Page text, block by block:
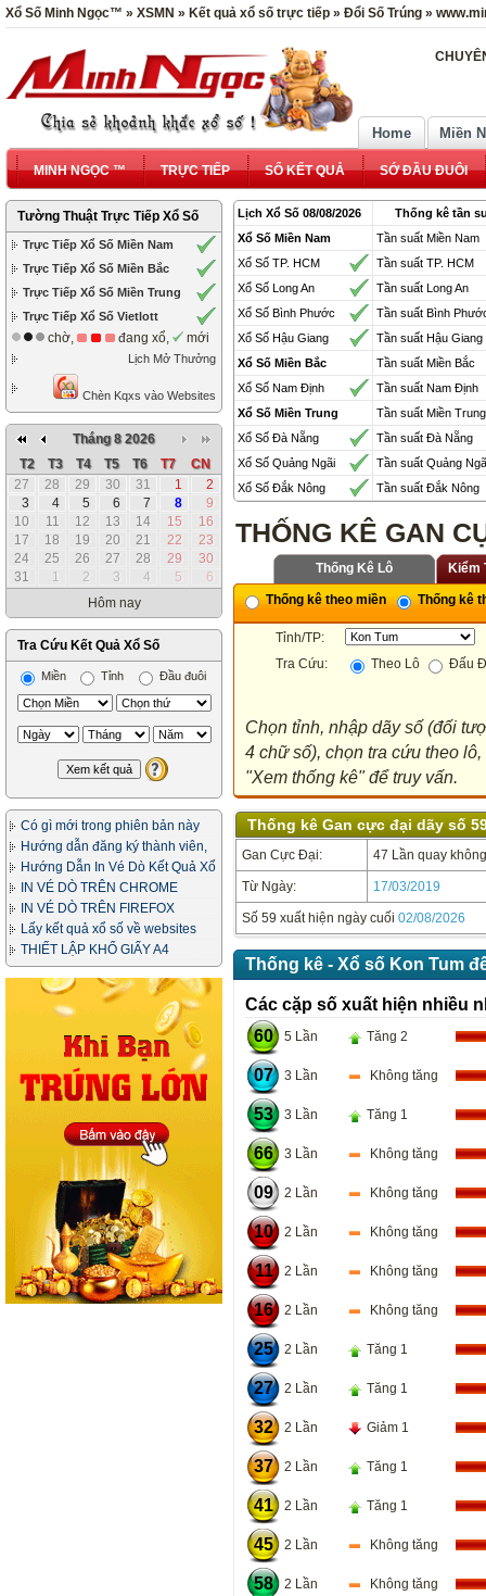
Xổ Số Minh Ngọc™ » XSMN » Kết quả xổ số trực tiếp » Đổi Số Trúng »
Home Miền
MINH NGỌC ™ TRỰC TIẾP SỔ KẾT QUẢ SỚ ĐẦU ĐUÔI
Tường Thuật Trực Tiếp Xổ Số
Trực Tiếp Xổ Số Miền Nam
Trực Tiếp Xổ Số Miền Bắc
Trực Tiếp Xổ Số Miền Trung
Trực Tiếp Xổ Số Vietlott
chờ, đang xổ, mới
Lịch Mở Thưởng
Chèn Kqxs vào Websites
Tháng 8 2026
T2
T3 T4 T5 T6 T7
CN
27
28 29 30 31 1
2
3
4 5 6 7 8
9
10
11 12 13 14 15
16
17
18 19 20 21 22
23
24
25 26 27 28 29
30
31
1 2 3 4 5
6
Hôm nay
Tra Cứu Kết Quả Xổ Số
Miền Tỉnh Đầu đuôi
Có gì mới trong phiên bản này
Hướng dẫn đăng ký thành viên,
in vé dò
Hướng Dẫn In Vé Dò Kết Quả Xổ
SốIN VÉ DÒ TRÊN CHROME
IN VÉ DÒ TRÊN FIREFOX
Lấy kết quả xổ số về websites
của bạn
THIẾT LẬP KHỔ GIẤY A4
Lịch Xổ Số 08/08/2026
Thống kê tần
Xổ Số Miền Nam
Tần suất Miền Nam
Xổ Số TP. HCM
Tần suất TP. HCM
Xổ Số Long An
Tần suất Long An
Xổ Số Bình Phước
Tần suất Bình
Xổ Số Hậu Giang
Tần suất Hậu Giang
Xổ Số Miền Bắc
Tần suất Miền Bắc
Xổ Số Nam Định
Tần suất Nam Định
Xổ Số Miền Trung
Tần suất Miền Trung
Xổ Số Đà Nẵng
Tần suất Đà Nẵng
Xổ Số Quảng Ngãi
Tần suất Quảng
Xổ Số Đắk Nông
Tần suất Đắk Nông
THỐNG KÊ GAN
Thống Kê Lô Kiểm
Thống kê theo miền Thống kê
Tỉnh/TP:
Tra Cứu:
Theo Lô Đấu
Chọn tỉnh, nhập dãy số (đối
4 chữ số), chọn tra cứu theo
"Xem thống kê" để truy vấn.
Thống kê Gan cực đại dãy số
Gan Cực Đại: 47 Lần quay
Từ Ngày: 17/03/2019
Số 59 xuất hiện ngày cuối 02/08/2026
Thống kê - Xổ số Kon Tum
Các cặp số xuất hiện nhiều
60
5 Lần Tăng 2
07 3 Lần Không tăng
53 3 Lần Tăng 1
66 3 Lần Không tăng
09 2 Lần Không tăng
10 2 Lần Không tăng
11 2 Lần Không tăng
16 2 Lần Không tăng
25 2 Lần Tăng 1
27 2 Lần Tăng 1
32 2 Lần Giảm 1
37 2 Lần Tăng 1
41 2 Lần Tăng 1
45 2 Lần Không tăng
58 2 Lần Không tăng